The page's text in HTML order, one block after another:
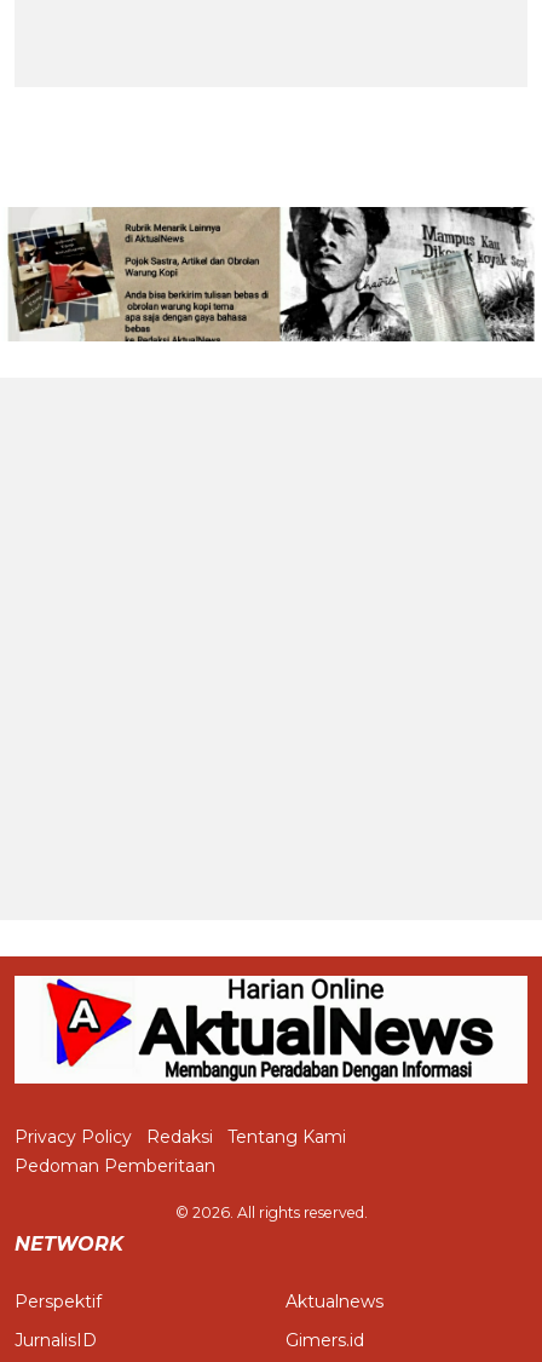
Privacy Policy Redaksi
Tentang Kami
Pedoman Pemberitaan
© 2026. All rights reserved.
NETWORK
Perspektif
JurnalisID
Aktualnews
Gimers.id